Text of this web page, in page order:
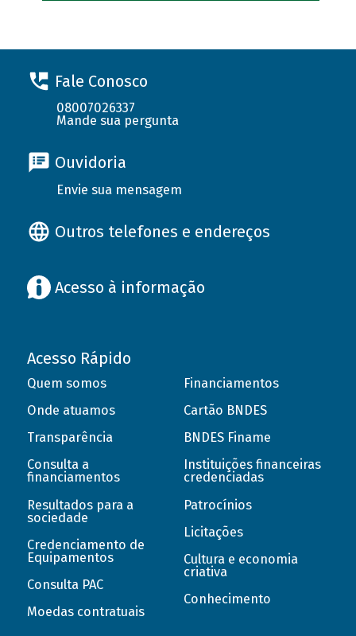
Fale Conosco
08007026337
Mande sua pergunta
Ouvidoria
Envie sua mensagem
Outros telefones e endereços
Acesso à informação
Acesso Rápido
Quem somos
Onde atuamos
Transparência
Consulta a
financiamentos
Resultados para a
sociedade
Credenciamento de
Equipamentos
Consulta PAC
Moedas contratuais
Financiamentos
Cartão BNDES
BNDES Finame
Instituições financeiras
credenciadas
Patrocínios
Licitações
Cultura e economia
criativa
Conhecimento